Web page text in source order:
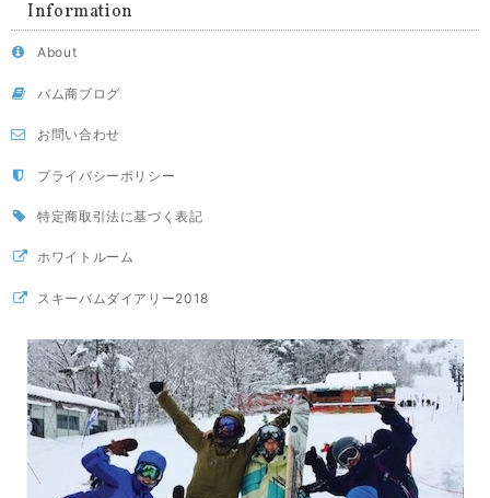
Information
About
バム商ブログ
お問い合わせ
プライバシーポリシー
特定商取引法に基づく表記
ホワイトルーム
スキーバムダイアリー2018